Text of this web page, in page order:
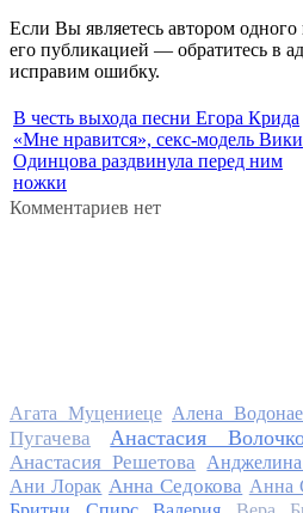
Если Вы являетесь автором
его публикацией — обратитесь в
исправим ошибку.
В честь выхода песни Егора Крида
«Мне нравится», секс-модель Вики
Одинцова раздвинула перед ним
ножки
Комментариев нет
Агата Муцениеце Алена
Пугачева
Анастасия
Анастасия Решетова
Ани Лорак Анна Седокова Анна